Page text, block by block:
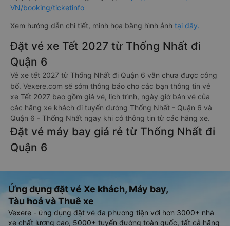
VN/booking/ticketinfo
Xem hướng dẫn chi tiết, minh họa bằng hình ảnh tại đây.
Đặt vé xe Tết 2027 từ Thống Nhất đi
Quận 6
Vé xe tết 2027 từ Thống Nhất đi Quận 6 vẫn chưa được công
bố. Vexere.com sẽ sớm thông báo cho các bạn thông tin vé
xe Tết 2027 bao gồm giá vé, lịch trình, ngày giờ bán vé của
các hãng xe khách đi tuyến đường Thống Nhất - Quận 6 và
Quận 6 - Thống Nhất ngay khi có thông tin từ các hãng xe.
Đặt vé máy bay giá rẻ từ Thống Nhất đi
Quận 6
Ứng dụng đặt vé Xe khách, Máy bay,
Tàu hoả và Thuê xe
Vexere - ứng dụng đặt vé đa phương tiện với hơn 3000+ nhà
xe chất lượng cao, 5000+ tuyến đường toàn quốc, tất cả hãng